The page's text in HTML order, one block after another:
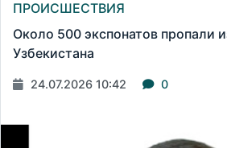
ПРОИСШЕСТВИЯ
Около 500 экспонатов пропали
Узбекистана
24.07.2026 10:42 0